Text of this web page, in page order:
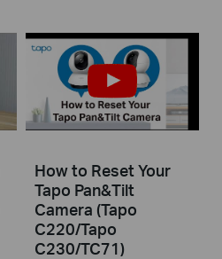
How to Reset Your
Tapo Pan&Tilt
Camera (Tapo
C220/Tapo
C230/TC71)